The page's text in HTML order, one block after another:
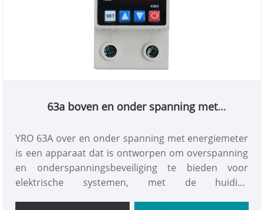
63a boven en onder spanning met
YRO 63A over en onder spanning met energiemeter
is een apparaat dat is ontworpen om overspanning
en onderspanningsbeveiliging te bieden voor
elektrische systemen, met de huidige